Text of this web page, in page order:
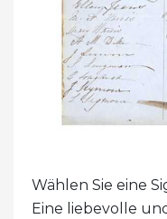
Wählen Sie eine
Eine liebevolle